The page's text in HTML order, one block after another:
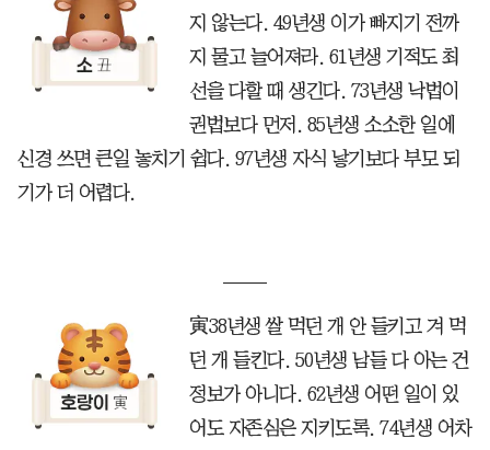
지 않는다. 49년생 이가 빠지기 전까
지 물고 늘어져라. 61년생 기적도 최
선을 다할 때 생긴다. 73년생 낙법이
권법보다 먼저. 85년생 소소한 일에
신경 쓰면 큰일 놓치기 쉽다. 97년생 자식 낳기보다 부모 되
기가 더 어렵다.
寅38년생 쌀 먹던 개 안 들키고 겨 먹
던 개 들킨다. 50년생 남들 다 아는 건
정보가 아니다. 62년생 어떤 일이 있
어도 자존심은 지키도록. 74년생 어차